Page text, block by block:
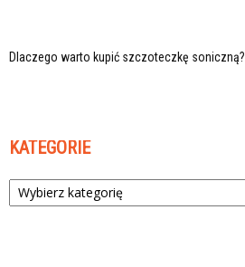
Dlaczego warto kupić szczoteczkę soniczną?
KATEGORIE
Kategorie